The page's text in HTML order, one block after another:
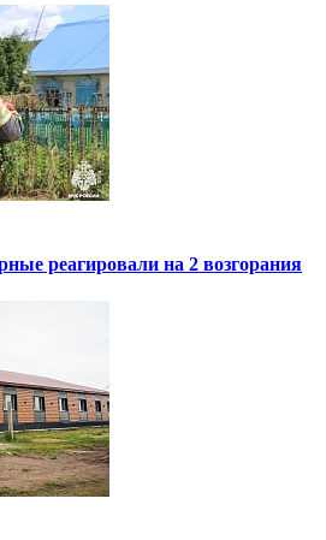
реагировали на 2 возгорания